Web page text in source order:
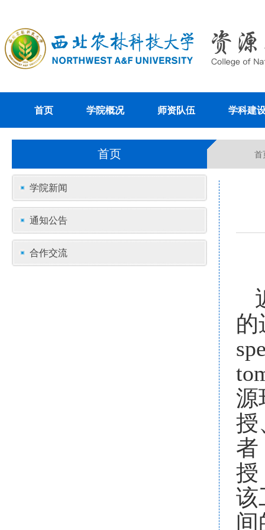
首页 学院概况 师资队伍 学科建
首页 首
学院新闻
通知公告
合作交流
的
源
授
者
授
该
间